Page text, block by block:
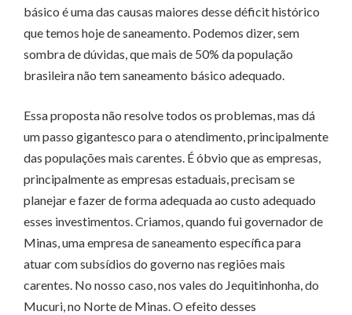
básico é uma das causas maiores desse déficit histórico
que temos hoje de saneamento. Podemos dizer, sem
sombra de dúvidas, que mais de 50% da população
brasileira não tem saneamento básico adequado.
Essa proposta não resolve todos os problemas, mas dá
um passo gigantesco para o atendimento, principalmente
das populações mais carentes. É óbvio que as empresas,
principalmente as empresas estaduais, precisam se
planejar e fazer de forma adequada ao custo adequado
esses investimentos. Criamos, quando fui governador de
Minas, uma empresa de saneamento específica para
atuar com subsídios do governo nas regiões mais
carentes. No nosso caso, nos vales do Jequitinhonha, do
Mucuri, no Norte de Minas. O efeito desses